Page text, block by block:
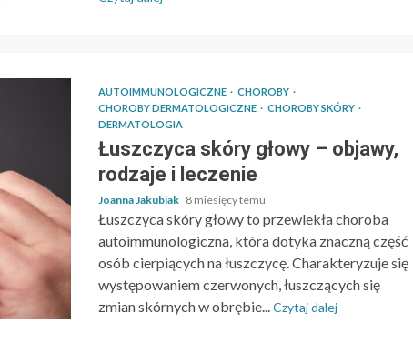
AUTOIMMUNOLOGICZNE
CHOROBY
CHOROBY DERMATOLOGICZNE
CHOROBY SKÓRY
DERMATOLOGIA
Łuszczyca skóry głowy – objawy,
rodzaje i leczenie
Joanna Jakubiak 8 miesięcy temu
Łuszczyca skóry głowy to przewlekła choroba
autoimmunologiczna, która dotyka znaczną część
osób cierpiących na łuszczycę. Charakteryzuje się
występowaniem czerwonych, łuszczących się
zmian skórnych w obrębie... Czytaj dalej